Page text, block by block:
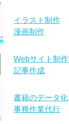
イラスト制作
漫画制作
Webサイト制作
記事作成
書籍のデータ化
事務作業代行